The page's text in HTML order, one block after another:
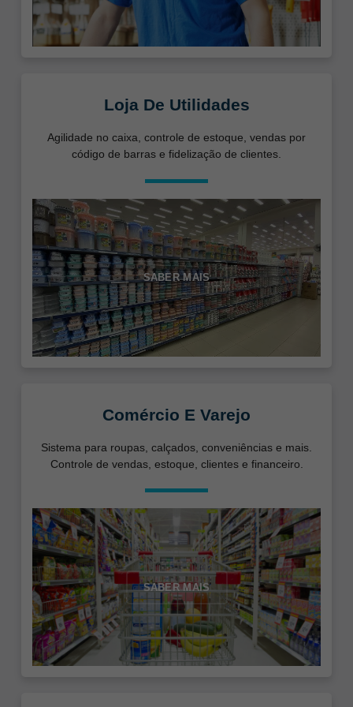
Loja De Utilidades
Agilidade no caixa, controle de estoque, vendas por
código de barras e fidelização de clientes.
SABER MAIS
Comércio E Varejo
Sistema para roupas, calçados, conveniências e mais.
Controle de vendas, estoque, clientes e financeiro.
SABER MAIS